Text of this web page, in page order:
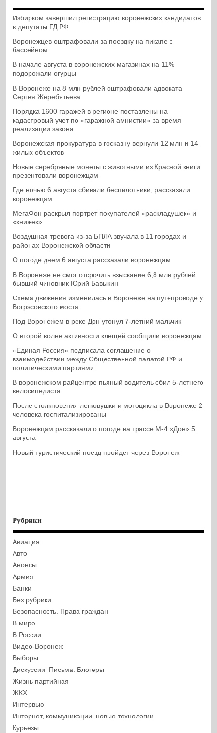
Избирком завершил регистрацию воронежских кандидатов
в депутаты ГД РФ
Воронежцев оштрафовали за поездку на пикапе с
бассейном
В начале августа в воронежских магазинах на 11%
подорожали огурцы
В Воронеже на 8 млн рублей оштрафовали адвоката
Сергея Жеребятьева
Порядка 1600 гаражей в регионе поставлены на
кадастровый учет по «гаражной амнистии» за время
реализации закона
Воронежская прокуратура в госказну вернули 12 млн и 14
жилых объектов
Новые серебряные монеты с животными из Красной книги
презентовали воронежцам
Где ночью 6 августа сбивали беспилотники, рассказали
воронежцам
МегаФон раскрыл портрет покупателей «раскладушек» и
«книжек»
Воздушная тревога из-за БПЛА звучала в 11 городах и
районах Воронежской области
О погоде днем 6 августа рассказали воронежцам
В Воронеже не смог отсрочить взыскание 6,8 млн рублей
бывший чиновник Юрий Бавыкин
Схема движения изменилась в Воронеже на путепроводе у
Вогрэсовского моста
Под Воронежем в реке Дон утонул 7-летний мальчик
О второй волне активности клещей сообщили воронежцам
«Единая Россия» подписала соглашение о
взаимодействии между Общественной палатой РФ и
политическими партиями
В воронежском райцентре пьяный водитель сбил 5-летнего
велосипедиста
После столкновения легковушки и мотоцикла в Воронеже 2
человека госпитализированы
Воронежцам рассказали о погоде на трассе М-4 «Дон» 5
августа
Новый туристический поезд пройдет через Воронеж
Рубрики
Авиация
Авто
Анонсы
Армия
Банки
Без рубрики
Безопасность. Права граждан
В мире
В России
Видео-Воронеж
Выборы
Дискуссии. Письма. Блогеры
Жизнь партийная
ЖКХ
Интервью
Интернет, коммуникации, новые технологии
Курьезы